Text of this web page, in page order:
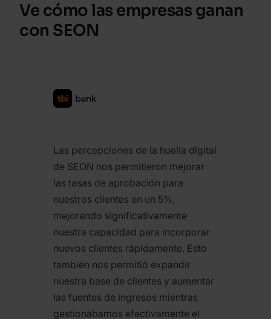
Ve cómo las empresas ganan
con SEON
Las percepciones de la huella digital
de SEON nos permitieron mejorar
las tasas de aprobación para
nuestros clientes en un 5%,
mejorando significativamente
nuestra capacidad para incorporar
nuevos clientes rápidamente. Esto
también nos permitió expandir
nuestra base de clientes y aumentar
las fuentes de ingresos mientras
gestionábamos efectivamente el